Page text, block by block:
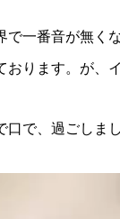
一番音が無く
おります。が
で、過ごしまし